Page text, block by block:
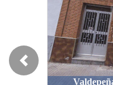
Previous